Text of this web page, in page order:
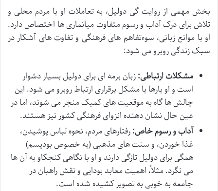
بخش مهمی از روایت گی دولیل، به تعاملات او با مردم محلی و
تلاش برای درک آداب و رسوم متفاوت میانماری ها اختصاص دارد.
او با موانع زبانی، سوءتفاهم های فرهنگی و تفاوت های آشکار در
سبک زندگی روبرو می شود:
مشکلات ارتباطی:زبان برمه ای برای دولیل بسیار دشوار
است و او بارها با مشکل برقراری ارتباط روبرو می شود. این
چالش ها گاه به موقعیت های کمیک منجر می شوند، اما در
عین حال نشان دهنده انزوای فرهنگی کشور نیز هستند.
آداب و رسوم خاص:رفتارهای مردم، نحوه لباس پوشیدن،
غذا خوردن، و سنت های مذهبی (به خصوص بودیسم)
همگی برای دولیل تازگی دارند و او با نگاهی کنجکاو به آن ها
می نگرد. مثلاً، اهمیت معابد بودایی و نقش راهبان در
جامعه به خوبی به تصویر کشیده شده است.